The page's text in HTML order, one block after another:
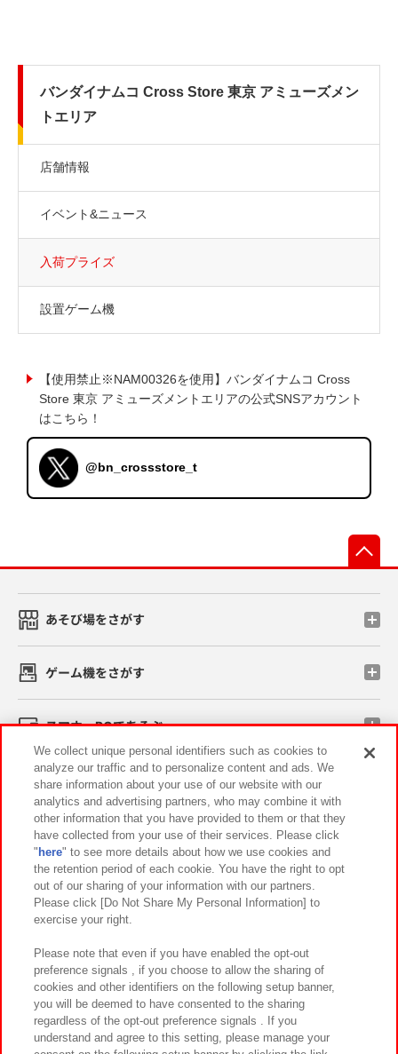
バンダイナムコ Cross Store 東京 アミューズメン
トエリア
店舗情報
イベント&ニュース
入荷プライズ
設置ゲーム機
【使用禁止※NAM00326を使用】バンダイナムコ Cross
Store 東京 アミューズメントエリアの公式SNSアカウント
はこちら！
@bn_crossstore_t
あそび場をさがす
ゲーム機をさがす
スマホ・PCであそぶ
イベント・キャンペーン
関連会社 サステナビリティ サイトポリシー
プライバシーポリシー ウェブアクセシビリティ方針と検証結果
お取引先さまとともに
カスタマーハラスメント対応方針 よくあるご質問・お問い合わせ
We collect unique personal identifiers such as cookies to
analyze our traffic and to personalize content and ads. We
share information about your use of our website with our
analytics and advertising partners, who may combine it with
other information that you have provided to them or that they
have collected from your use of their services. Please click
" here" to see more details about how we use cookies and
the retention period of each cookie. You have the right to opt
out of our sharing of your information with our partners.
Please click [Do Not Share My Personal Information] to
exercise your right.
Please note that even if you have enabled the opt-out
preference signals , if you choose to allow the sharing of
cookies and other identifiers on the following setup banner,
you will be deemed to have consented to the sharing
regardless of the opt-out preference signals . If you
understand and agree to this setting, please manage your